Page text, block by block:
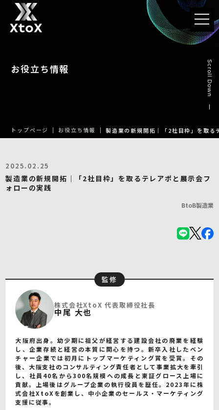
t
o
g
g
n
お役立ち情報 Scroll Down
トップページ お役立ち情報 製造業の新規開拓｜「2社目枠」を取
2025.02.25
製造業の新規開拓｜「2社目枠」を取るテレアポと展示会フ
ォローの実践
BtoB製造業
監修
株式会社XtoX 代表取締役社長
中尾 大也
大阪府出身。幼少期に祖父が経営する建設会社の廃業を経験
し、企業存続と経営の本質に関心を持つ。新卒入社したベン
チャー企業では初月にトップマーケティング賞を受賞。その
後、大阪支社のコンサルティング責任者として事業拡大を牽引
し、社員40名から300名規模への成長と東証グロース上場に
貢献。上場後はグループ企業の執行役員を歴任。2023年に株
式会社XtoXを創業し、中小企業のセールス・マーケティング
支援に従事。